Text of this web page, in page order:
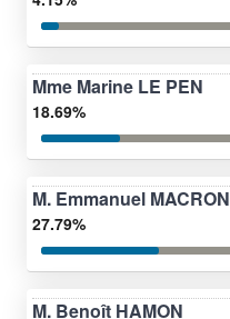
Mme Marine LE PEN
18.69%
M. Emmanuel MACRON
27.79%
M. Benoît HAMON